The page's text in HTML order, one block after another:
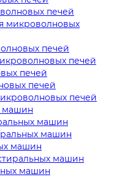
печей
микроволновых
печей
печей
печей
печей
печей
машин
машин
машин
машин
машин
машин